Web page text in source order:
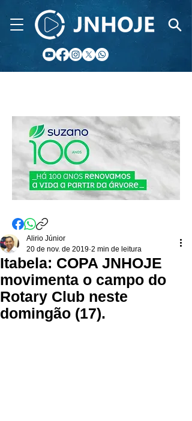
Itabela: COPA JNHOJE
movimenta o campo do
Rotary Club neste
domingão (17).
Alirio Júnior
20 de nov. de 2019 2 min de leitura